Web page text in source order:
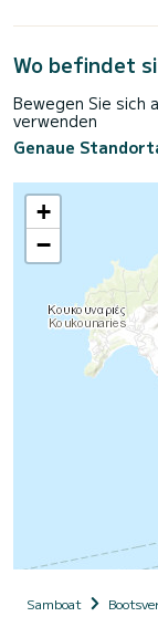
Wo befindet
Bewegen Sie sich
verwenden
Genaue
+
−
Samboat